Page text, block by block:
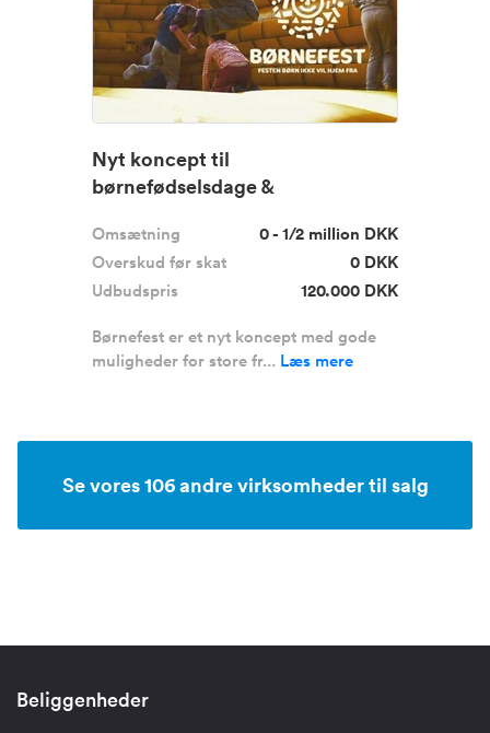
Nyt koncept til
børnefødselsdage &
Omsætning
0 - 1/2 million DKK
Overskud før skat
0 DKK
Udbudspris
120.000 DKK
Børnefest er et nyt koncept med gode
muligheder for store fr... Læs mere
Se vores 106 andre virksomheder til salg
Beliggenheder